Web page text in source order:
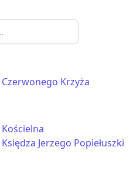
Czerwonego Krzyża
Kościelna
Księdza Jerzego Popiełuszki